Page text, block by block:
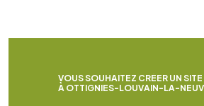
VOUSSOUHAITEZ CRÉER UN SITE
À OTTIGNIES-LOUVAIN-LA-NEUV